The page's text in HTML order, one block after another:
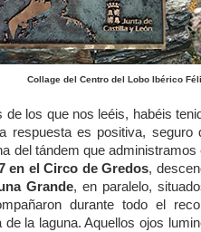
Collage del Centro del Lobo Ibérico
de los que nos leéis, habéis
respuesta es positiva,
del tándem que administramos
en el Circo de Gredos,
Grande, en paralelo,
durante todo el
la laguna. Aquellos ojos